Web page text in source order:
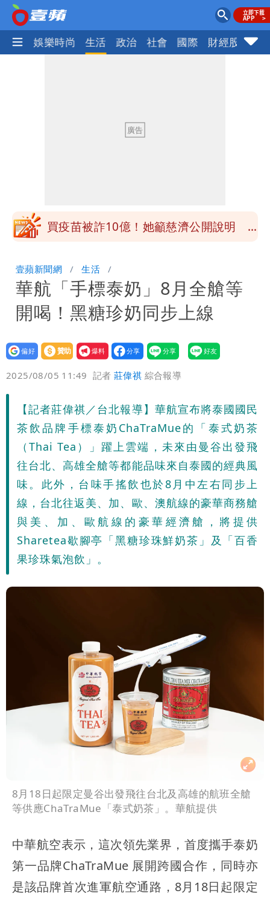
熱門 娛樂時尚 生活 政治 社會 國際 財經股市
勝：時間久看出睿智
白海豚今下午2點半發海警！陸警機率最
最快今晚移送北檢複訊
買疫苗被詐10億！她籲慈濟公開說明
驚：戰局變五五波
白海豚颱風攪局父親節！明雨量「紅到發
紫」
女律師詐慈濟10億 坐擁232公斤黃金仍
接案！同業酸：我輩楷模
明金成離世留下雙胞胎 4歲兒與老師一
段對話催淚
演習登場！搭雙鐵、航班3大注意事項快
看
慈濟遭詐10.6億！網紅揪聲明「疑點重
重」 1細節避而不談
蔣萬安民調只贏5％「現任優勢去哪？」
媒體人嘆：真的該緊張了
97萬網紅「肥大叔」驚傳猝逝！最後身
影曝 網驚覺不對
慈濟被騙10億！陳時中一語成讖 王必
勝：時間久看出睿智
白海豚今下午2點半發海警！陸警機率最
高是這縣市
壹蘋新聞網 生活
華航「手標泰奶」8月全艙等
開喝！黑糖珍奶同步上線
設為
贊助
我要
爆料
2025/08/05 11:49 記者莊偉祺 綜合報導
【記者莊偉祺／台北報導】華航宣布將泰國國民
茶飲品牌手標泰奶ChaTraMue的「泰式奶茶
（Thai Tea）」躍上雲端，未來由曼谷出發飛
往台北、高雄全艙等都能品味來自泰國的經典風
味。此外，台味手搖飲也於8月中左右同步上
線，台北往返美、加、歐、澳航線的豪華商務艙
與美、加、歐航線的豪華經濟艙，將提供
Sharetea歇腳亭「黑糖珍珠鮮奶茶」及「百香
果珍珠氣泡飲」。
8月18日起限定曼谷出發飛往台北及高雄的航班全艙
等供應ChaTraMue「泰式奶茶」。華航提供
中華航空表示，這次領先業界，首度攜手泰奶
第一品牌ChaTraMue 展開跨國合作，同時亦
是該品牌首次進軍航空通路，8月18日起限定